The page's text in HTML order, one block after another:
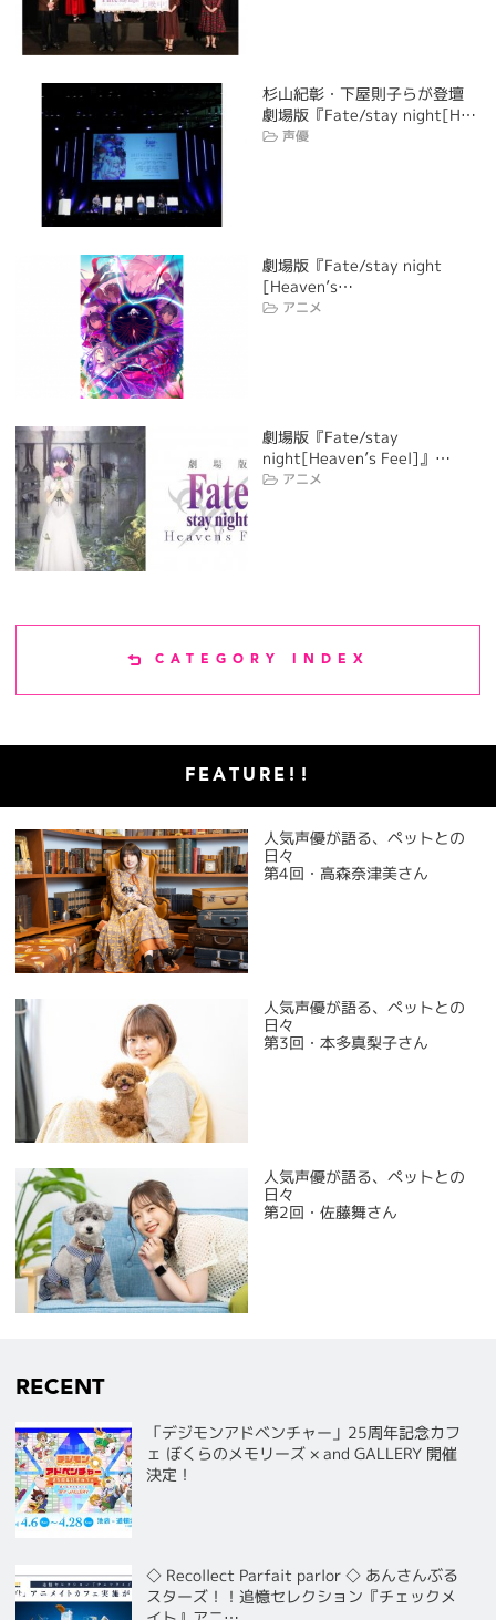
杉山紀彰・下屋則子らが登壇
劇場版『Fate/stay night[H…
声優
劇場版『Fate/stay night
[Heaven’s…
アニメ
劇場版『Fate/stay
night[Heaven’s Feel]』…
アニメ
CATEGORY INDEX
FEATURE!!
人気声優が語る、ペットとの
日々
第4回・高森奈津美さん
人気声優が語る、ペットとの
日々
第3回・本多真梨子さん
人気声優が語る、ペットとの
日々
第2回・佐藤舞さん
RECENT
「デジモンアドベンチャー」25周年記念カフ
ェ ぼくらのメモリーズ × and GALLERY 開催
決定！
◇ Recollect Parfait parlor ◇ あんさんぶる
スターズ！！追憶セレクション『チェックメ